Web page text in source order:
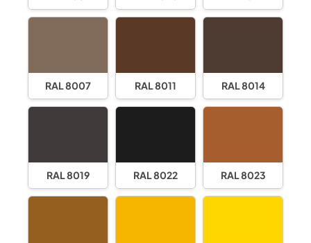
RAL 8007 RAL 8011 RAL 8014
RAL 8019 RAL 8022 RAL 8023